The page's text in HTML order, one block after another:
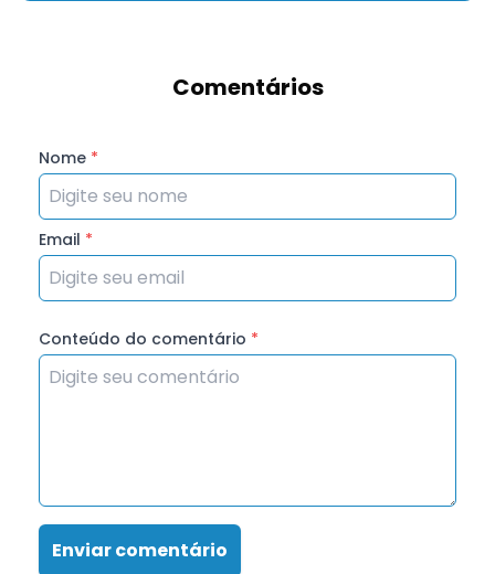
Comentários
Nome *
Email *
Conteúdo do comentário *
Enviar comentário